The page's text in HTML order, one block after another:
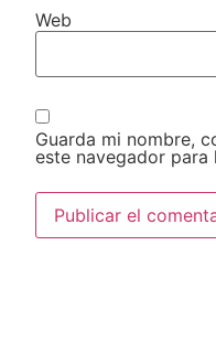
Web
Guarda mi nombre,
este navegador